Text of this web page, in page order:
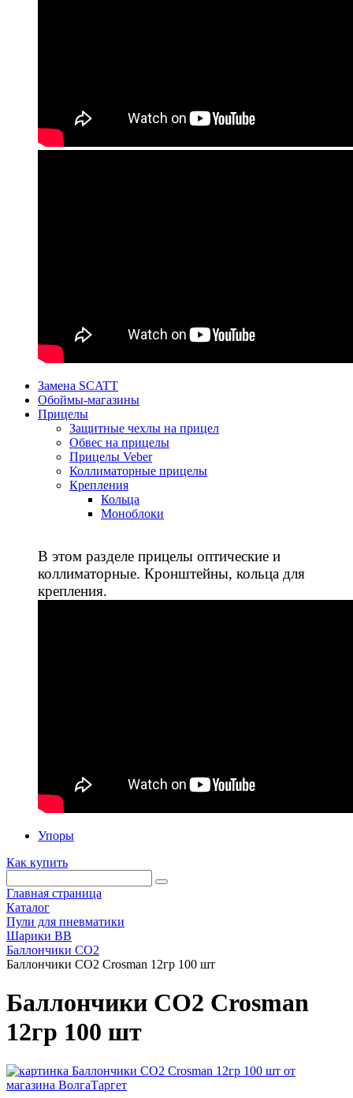
Замена SCATT
Обоймы-магазины
Прицелы
Защитные чехлы на прицел
Обвес на прицелы
Прицелы Veber
Коллиматорные прицелы
Крепления
Кольца
Моноблоки
В этом разделе прицелы оптические и
коллиматорные. Кронштейны, кольца для
крепления.
Упоры
Как купить
Главная страница
Каталог
Пули для пневматики
Шарики BB
Баллончики CO2
Баллончики CO2 Crosman 12гр 100 шт
Баллончики CO2 Crosman
12гр 100 шт